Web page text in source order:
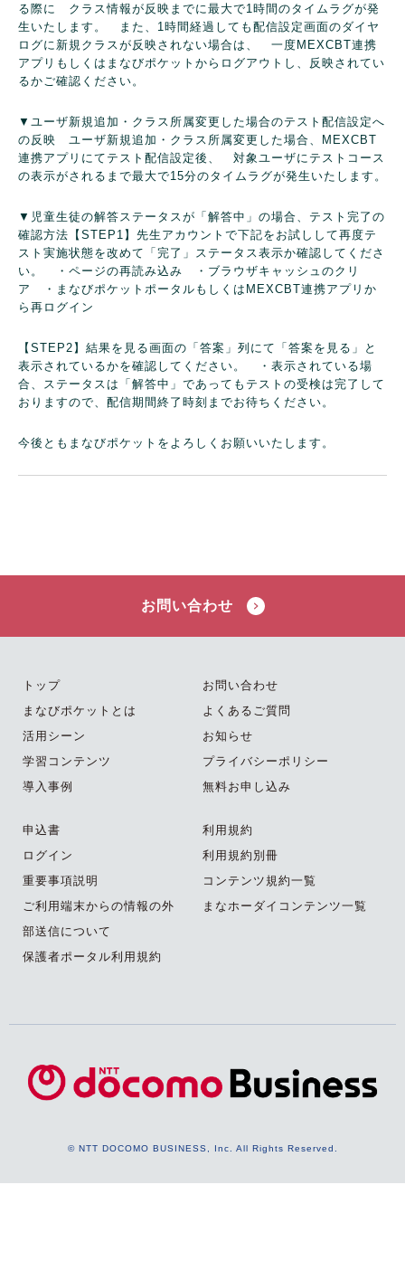
る際に
クラス情報が反映までに最大で1時間のタイムラグが発
生いたします。
また、1時間経過しても配信設定画面のダイヤ
ログに新規クラスが反映されない場合は、
一度MEXCBT連携
アプリもしくはまなびポケットからログアウトし、反映されてい
るかご確認ください。
▼ユーザ新規追加・クラス所属変更した場合のテスト配信設定へ
の反映 ユーザ新規追加・クラス所属変更した場合、MEXCBT
連携アプリにてテスト配信設定後、
対象ユーザにテストコース
の表示がされるまで最大で15分のタイムラグが発生いたします。
▼児童生徒の解答ステータスが「解答中」の場合、テスト完了の
確認方法 【STEP1】先生アカウントで下記をお試しして再度テ
スト実施状態を改めて「完了」ステータス表示か確認してくださ
い。
・ページの再読み込み
・ブラウザキャッシュのクリ
ア
・まなびポケットポータルもしくはMEXCBT連携アプリか
ら再ログイン
【STEP2】結果を見る画面の「答案」列にて「答案を見る」と
表示されているかを確認してください。
・表示されている場
合、ステータスは「解答中」であってもテストの受検は完了して
おりますので、配信期間終了時刻までお待ちください。
今後ともまなびポケットをよろしくお願いいたします。
お問い合わせ
トップ
まなびポケットとは
活用シーン
学習コンテンツ
導入事例
お問い合わせ
よくあるご質問
お知らせ
プライバシーポリシー
無料お申し込み
申込書
ログイン
重要事項説明
ご利用端末からの情報の外
部送信について
保護者ポータル利用規約
利用規約
利用規約別冊
コンテンツ規約一覧
まなホーダイコンテンツ一覧
© NTT DOCOMO BUSINESS, Inc. All Rights Reserved.